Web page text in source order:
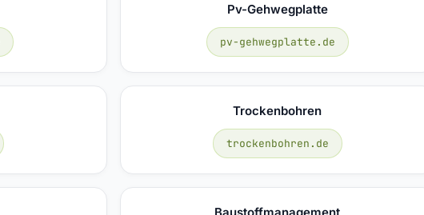
Pv-Gehwegplatte
pv-gehwegplatte.de
Trockenbohren
trockenbohren.de
Baustoffmanagement